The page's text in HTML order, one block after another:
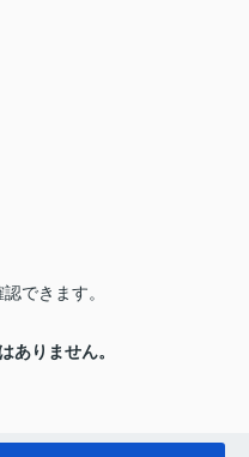
できます。
ありません。